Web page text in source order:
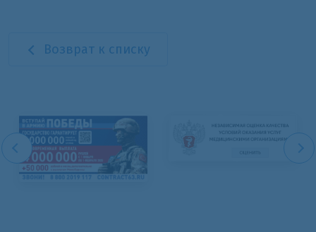
Возврат к списку